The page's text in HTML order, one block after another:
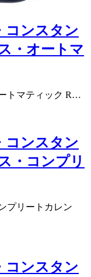
コンスタン
・オートマ
トマティック R…
コンスタン
・コンプリ
プリートカレン
コンスタン